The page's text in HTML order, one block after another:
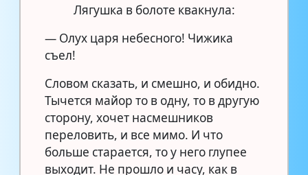
Лягушка в болоте квакнула:
— Олух царя небесного! Чижика
съел!
Словом сказать, и смешно, и обидно.
Тычется майор то в одну, то в другую
сторону, хочет насмешников
переловить, и все мимо. И что
больше старается, то у него глупее
выходит. Не прошло и часу, как в